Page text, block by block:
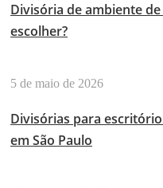
Divisória de ambiente
escolher?
5 de maio de 2026
Divisórias para
em São Paulo